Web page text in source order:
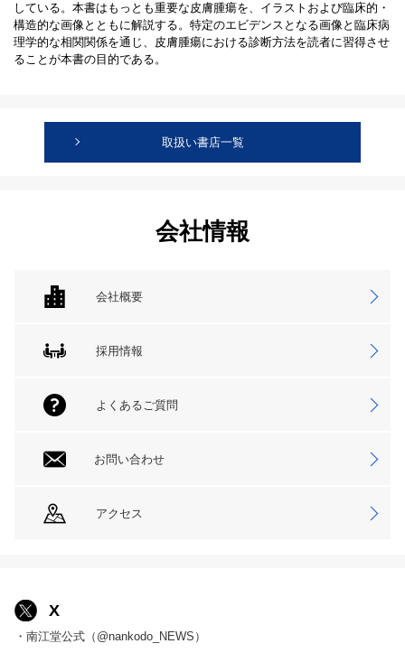
している。本書はもっとも重要な皮膚腫瘍を、イラストおよび臨床的・
構造的な画像とともに解説する。特定のエビデンスとなる画像と臨床病
理学的な相関関係を通じ、皮膚腫瘍における診断方法を読者に習得させ
ることが本書の目的である。
取扱い書店一覧
会社情報
会社概要
採用情報
よくあるご質問
お問い合わせ
アクセス
X
・南江堂公式（@nankodo_NEWS）